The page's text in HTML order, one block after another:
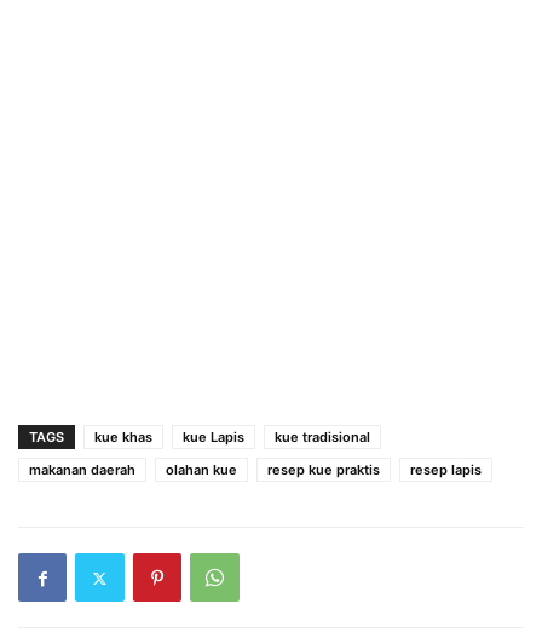
TAGS kue khas kue Lapis
kue tradisional
makanan daerah
olahan kue resep kue praktis resep lapis